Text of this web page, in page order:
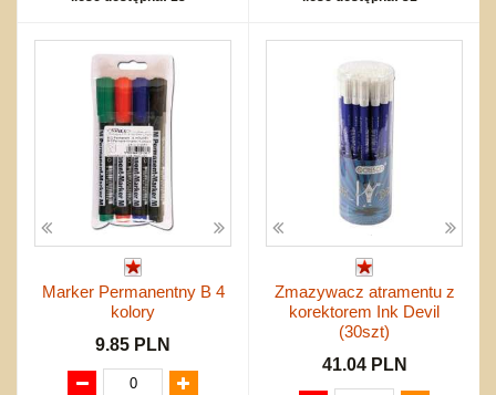
Marker Permanentny B 4
kolory
9.85 PLN
Zmazywacz atramentu z
korektorem Ink Devil
(30szt)
41.04 PLN